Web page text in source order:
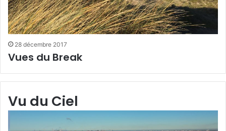
28 décembre 2017
Vues du Break
Vu du Ciel